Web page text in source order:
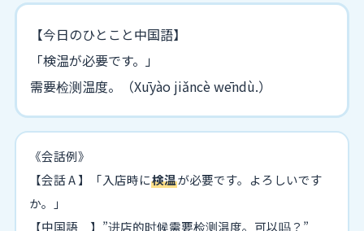
【今日のひとこと中国語】
「検温が必要です。」
需要检测温度。（Xūyào jiǎncè wēndù.）
《会話例》
【会話 A 】「入店時に検温が必要です。よろしいです
か。」
【中国語 】”进店的时候需要检测温度。可以吗？”